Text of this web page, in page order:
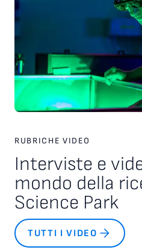
RUBRICHE VIDEO
Interviste e
mondo della
Science Park
TUTTI I VIDEO